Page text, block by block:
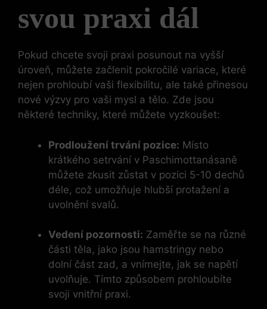
svou praxi dál
Pokud chcete svoji praxi posunout na vyšší
úroveň, můžete začlenit pokročilé variace, které
nejen prohloubí vaši flexibilitu, ale také přinesou
nové výzvy pro vaši mysl a tělo. Zde jsou
některé techniky, které můžete vyzkoušet:
Prodloužení trvání pozice: Místo
krátkého setrvání v Paschimottanásaně
můžete zkusit zůstat v pozici 5-10 dechů
déle, což umožňuje hlubší protažení a
uvolnění svalů.
Vedení pozornosti: Zaměřte se na různé
části těla, jako jsou hamstringy nebo
dolní část zad, a vnímejte, jak se napětí
uvolňuje. Tímto způsobem prohloubíte
svoji vnitřní praxi.